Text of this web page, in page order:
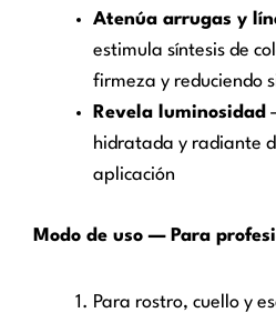
Atenúa arrugas y
estimula síntesis de
firmeza y reduciendo
Revela luminosidad
hidratada y radiante
aplicación
Modo de uso — Para
Para rostro, cuello y